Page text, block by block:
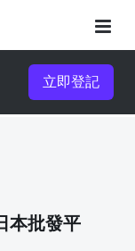
立即登記
本批發平